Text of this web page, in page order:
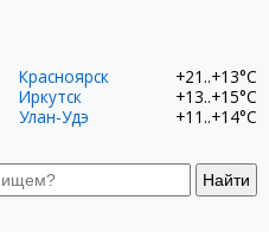
Найти
Красноярск
+21..+13°C
Иркутск
+13..+15°C
Улан-Удэ
+11..+14°C